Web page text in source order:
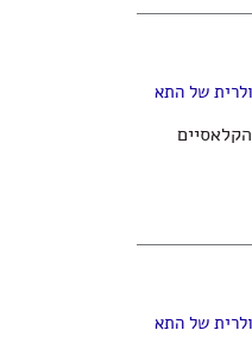
של התא
של התא